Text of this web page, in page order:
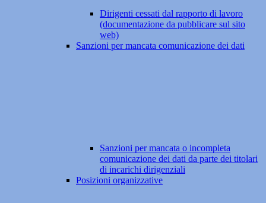
Dirigenti cessati dal rapporto di lavoro
(documentazione da pubblicare sul sito
web)
Sanzioni per mancata comunicazione dei dati
Sanzioni per mancata o incompleta
comunicazione dei dati da parte dei titolari
di incarichi dirigenziali
Posizioni organizzative